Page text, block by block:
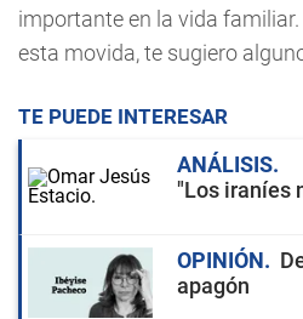
importante en la vida
esta movida, te sugiero
TE PUEDE INTERESAR
ANÁLISIS
"Los iraníes
OPINIÓN
apagón